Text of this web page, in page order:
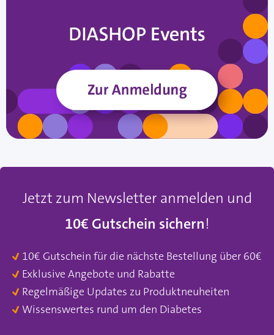
Jetzt zum Newsletter anmelden und
10€ Gutschein sichern!
10€ Gutschein für die nächste Bestellung über 60€
Exklusive Angebote und Rabatte
Regelmäßige Updates zu Produktneuheiten
Wissenswertes rund um den Diabetes